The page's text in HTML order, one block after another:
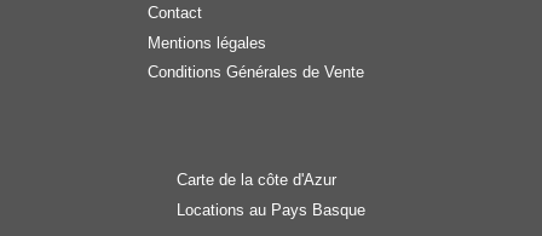
Contact
Mentions légales
Conditions Générales de Vente
Carte de la côte d'Azur
Locations au Pays Basque